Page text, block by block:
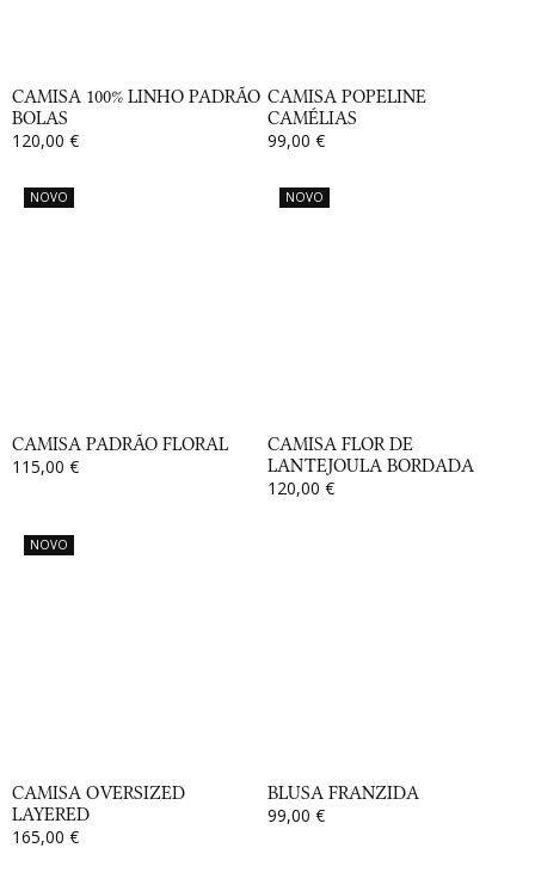
CAMISA 100% LINHO PADRÃO
BOLAS
120,00 €
CAMISA POPELINE
CAMÉLIAS
99,00 €
NOVO
CAMISA PADRÃO FLORAL
115,00 €
NOVO
CAMISA FLOR DE
LANTEJOULA BORDADA
120,00 €
NOVO
CAMISA OVERSIZED
LAYERED
165,00 €
BLUSA FRANZIDA
99,00 €